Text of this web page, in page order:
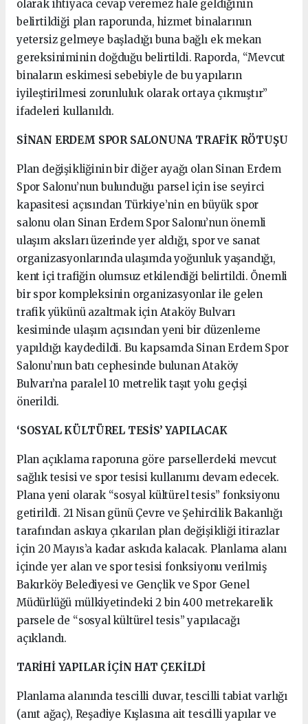
olarak ihtiyaca cevap veremez hale geldiğinin
belirtildiği plan raporunda, hizmet binalarının
yetersiz gelmeye başladığı buna bağlı ek mekan
gereksiniminin doğduğu belirtildi. Raporda, “Mevcut
binaların eskimesi sebebiyle de bu yapıların
iyileştirilmesi zorunluluk olarak ortaya çıkmıştır”
ifadeleri kullanıldı.
SİNAN ERDEM SPOR SALONUNA TRAFİK RÖTUŞU
Plan değişikliğinin bir diğer ayağı olan Sinan Erdem
Spor Salonu’nun bulunduğu parsel için ise seyirci
kapasitesi açısından Türkiye’nin en büyük spor
salonu olan Sinan Erdem Spor Salonu’nun önemli
ulaşım aksları üzerinde yer aldığı, spor ve sanat
organizasyonlarında ulaşımda yoğunluk yaşandığı,
kent içi trafiğin olumsuz etkilendiği belirtildi. Önemli
bir spor kompleksinin organizasyonlar ile gelen
trafik yükünü azaltmak için Ataköy Bulvarı
kesiminde ulaşım açısından yeni bir düzenleme
yapıldığı kaydedildi. Bu kapsamda Sinan Erdem Spor
Salonu’nun batı cephesinde bulunan Ataköy
Bulvarı’na paralel 10 metrelik taşıt yolu geçişi
önerildi.
‘SOSYAL KÜLTÜREL TESİS’ YAPILACAK
Plan açıklama raporuna göre parsellerdeki mevcut
sağlık tesisi ve spor tesisi kullanımı devam edecek.
Plana yeni olarak “sosyal kültürel tesis” fonksiyonu
getirildi. 21 Nisan günü Çevre ve Şehircilik Bakanlığı
tarafından askıya çıkarılan plan değişikliği itirazlar
için 20 Mayıs’a kadar askıda kalacak. Planlama alanı
içinde yer alan ve spor tesisi fonksiyonu verilmiş
Bakırköy Belediyesi ve Gençlik ve Spor Genel
Müdürlüğü mülkiyetindeki 2 bin 400 metrekarelik
parsele de “sosyal kültürel tesis” yapılacağı
açıklandı.
TARİHİ YAPILAR İÇİN HAT ÇEKİLDİ
Planlama alanında tescilli duvar, tescilli tabiat varlığı
(anıt ağaç), Reşadiye Kışlasına ait tescilli yapılar ve